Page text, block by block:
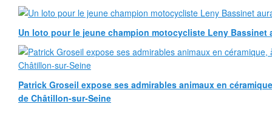
Un loto pour le jeune champion motocycliste Leny Bassinet
Patrick Groseil expose ses admirables animaux en
de Châtillon-sur-Seine